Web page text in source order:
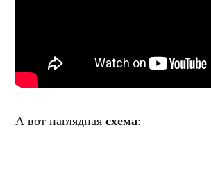
А вот нагляднаясхема: